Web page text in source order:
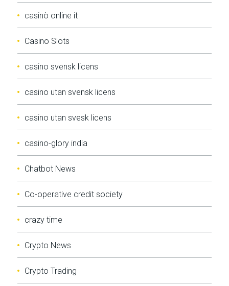
casinò online it
Casino Slots
casino svensk licens
casino utan svensk licens
casino utan svesk licens
casino-glory india
Chatbot News
Co-operative credit society
crazy time
Crypto News
Crypto Trading